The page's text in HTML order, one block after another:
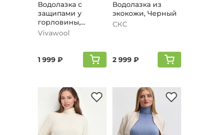
Водолазка с
защипами у
горловины,
голубой
Vivawool
1 999 ₽
Водолазка из
экокожи, Черный
СКС
2 999 ₽